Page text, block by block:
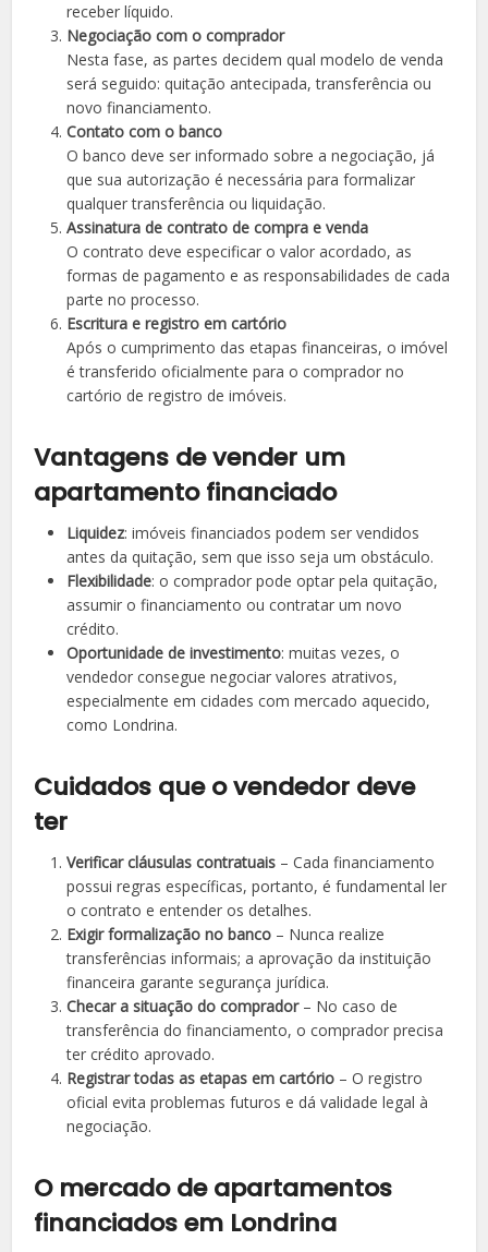
receber líquido.
Negociação com o comprador
Nesta fase, as partes decidem qual modelo de venda
será seguido: quitação antecipada, transferência ou
novo financiamento.
Contato com o banco
O banco deve ser informado sobre a negociação, já
que sua autorização é necessária para formalizar
qualquer transferência ou liquidação.
Assinatura de contrato de compra e venda
O contrato deve especificar o valor acordado, as
formas de pagamento e as responsabilidades de cada
parte no processo.
Escritura e registro em cartório
Após o cumprimento das etapas financeiras, o imóvel
é transferido oficialmente para o comprador no
cartório de registro de imóveis.
Vantagens de vender um
apartamento financiado
Liquidez: imóveis financiados podem ser vendidos
antes da quitação, sem que isso seja um obstáculo.
Flexibilidade: o comprador pode optar pela quitação,
assumir o financiamento ou contratar um novo
crédito.
Oportunidade de investimento: muitas vezes, o
vendedor consegue negociar valores atrativos,
especialmente em cidades com mercado aquecido,
como Londrina.
Cuidados que o vendedor deve
ter
Verificar cláusulas contratuais – Cada financiamento
possui regras específicas, portanto, é fundamental ler
o contrato e entender os detalhes.
Exigir formalização no banco – Nunca realize
transferências informais; a aprovação da instituição
financeira garante segurança jurídica.
Checar a situação do comprador– No caso de
transferência do financiamento, o comprador precisa
ter crédito aprovado.
Registrar todas as etapas em cartório – O registro
oficial evita problemas futuros e dá validade legal à
negociação.
O mercado de apartamentos
financiados em Londrina